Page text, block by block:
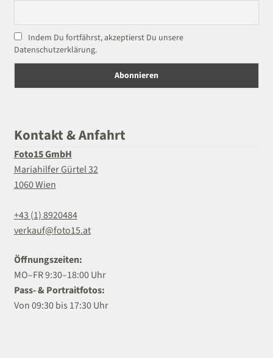
Indem Du fortfährst, akzeptierst Du unsere
Datenschutzerklärung.
Kontakt & Anfahrt
Foto15 GmbH
Mariahilfer Gürtel 32
1060 Wien
+43 (1) 8920484
verkauf@foto15.at
Öffnungszeiten:
MO–FR 9:30–18:00 Uhr
Pass- & Portraitfotos:
Von 09:30 bis 17:30 Uhr